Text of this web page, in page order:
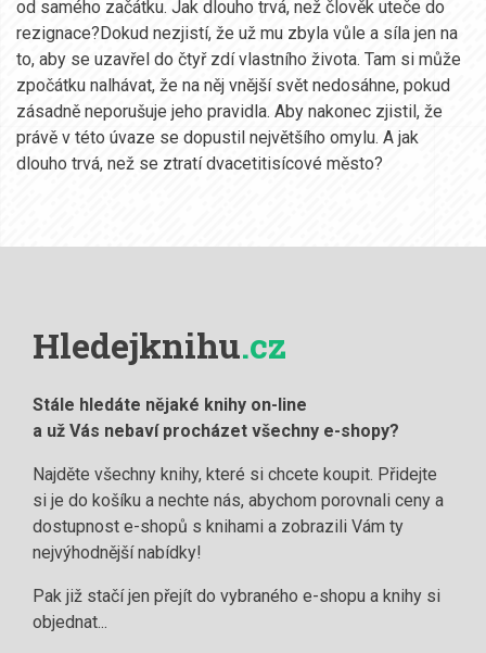
od samého začátku. Jak dlouho trvá, než člověk uteče do
rezignace?Dokud nezjistí, že už mu zbyla vůle a síla jen na
to, aby se uzavřel do čtyř zdí vlastního života. Tam si může
zpočátku nalhávat, že na něj vnější svět nedosáhne, pokud
zásadně neporušuje jeho pravidla. Aby nakonec zjistil, že
právě v této úvaze se dopustil největšího omylu. A jak
dlouho trvá, než se ztratí dvacetitisícové město?
Hledejknihu.cz
Stále hledáte nějaké knihy on-line
a už Vás nebaví procházet všechny e-shopy?
Najděte všechny knihy, které si chcete koupit. Přidejte
si je do košíku a nechte nás, abychom porovnali ceny a
dostupnost e-shopů s knihami a zobrazili Vám ty
nejvýhodnější nabídky!
Pak již stačí jen přejít do vybraného e-shopu a knihy si
objednat...